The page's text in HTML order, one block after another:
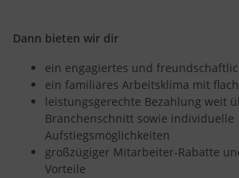
Dann bieten wir dir
ein engagiertes und
ein familiäres Arbeitsklima mit
leistungsgerechte Bezahlung weit
Branchenschnitt sowie individuelle
Aufstiegsmöglichkeiten
großzügiger Mitarbeiter-Rabatte
Vorteile